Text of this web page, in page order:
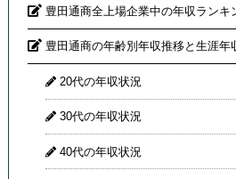
豊田通商全上場企業中の年収ランキ
豊田通商の年齢別年収推移と生涯年
20代の年収状況
30代の年収状況
40代の年収状況